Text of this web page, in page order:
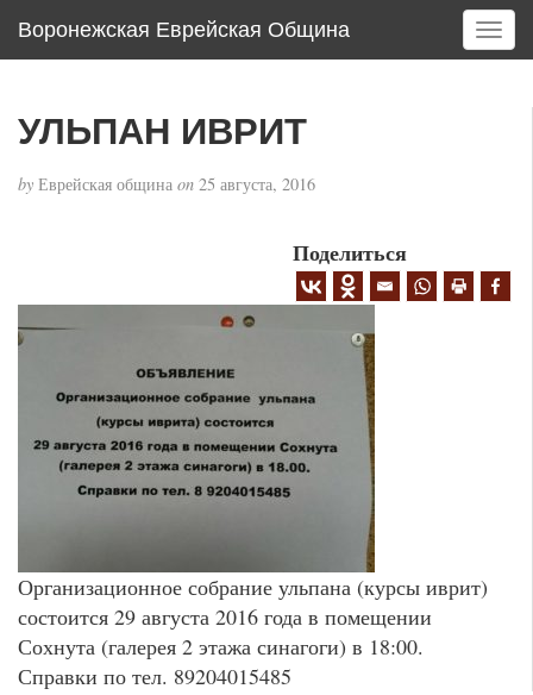
Воронежская Еврейская Община
T
o
i
g
УЛЬПАН ИВРИТ
by Еврейская община on 25 августа, 2016
Поделиться
Организационное собрание ульпана (курсы иврит)
состоится 29 августа 2016 года в помещении
Сохнута (галерея 2 этажа синагоги) в 18:00.
Справки по тел. 89204015485